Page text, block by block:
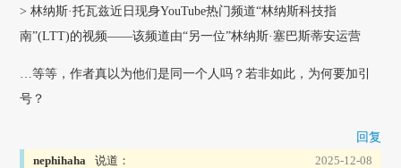
> 林纳斯·托瓦兹近日现身YouTube热门频道“林纳斯科技指
南”(LTT)的视频——该频道由“另一位”林纳斯·塞巴斯蒂安运营
…等等，作者真以为他们是同一个人吗？若非如此，为何要加引
号？
回复
nephihaha 说道： 2025-12-08